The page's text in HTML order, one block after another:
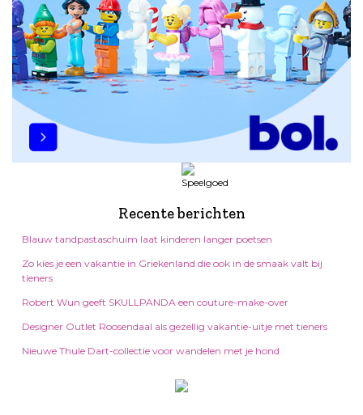
Recente berichten
Blauw tandpastaschuim laat kinderen langer poetsen
Zo kies je een vakantie in Griekenland die ook in de smaak valt bij
tieners
Robert Wun geeft SKULLPANDA een couture-make-over
Designer Outlet Roosendaal als gezellig vakantie-uitje met tieners
Nieuwe Thule Dart-collectie voor wandelen met je hond